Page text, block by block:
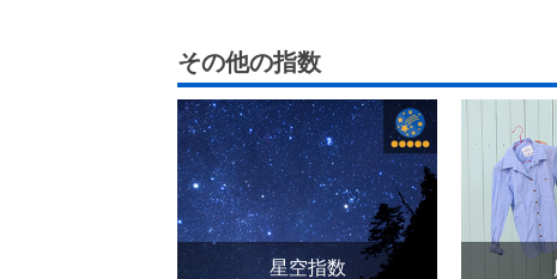
その他の指数
星空指数